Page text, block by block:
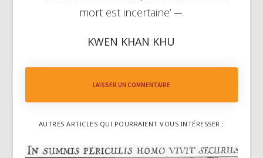
mort est incertaine’ ─.
KWEN KHAN KHU
LAISSER UN COMMENTAIRE
AUTRES ARTICLES QUI POURRAIENT VOUS INTÉRESSER :